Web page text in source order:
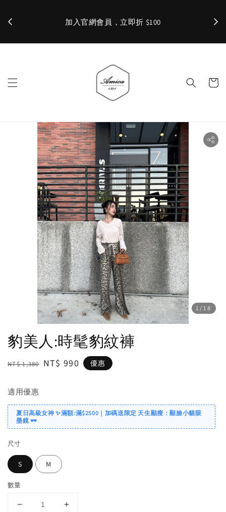
加入官網會員，立即折 $100 ✨
1 /18
豹美人:時髦豹紋褲
Regular
NT$ 1,380 Sale
NT$ 990 優惠
適用優惠
夏日高級女神 ✨滿額:滿$2500｜加碼送限定 天生顯瘦：顯臉小貓眼
墨鏡 🕶️
尺寸
S M
數量